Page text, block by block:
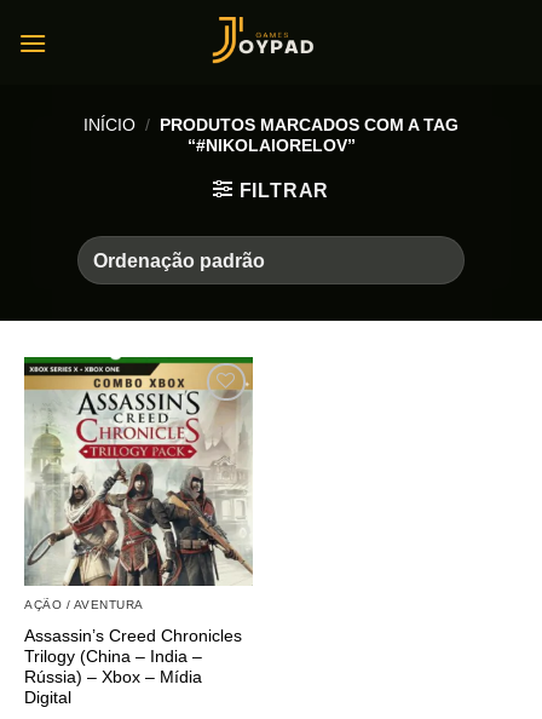
INÍCIO / PRODUTOS MARCADOS COM A TAG
“#NIKOLAIORELOV”
FILTRAR
AÇÃO / AVENTURA
Assassin’s Creed Chronicles
Trilogy (China – India –
Rússia) – Xbox – Mídia
Digital